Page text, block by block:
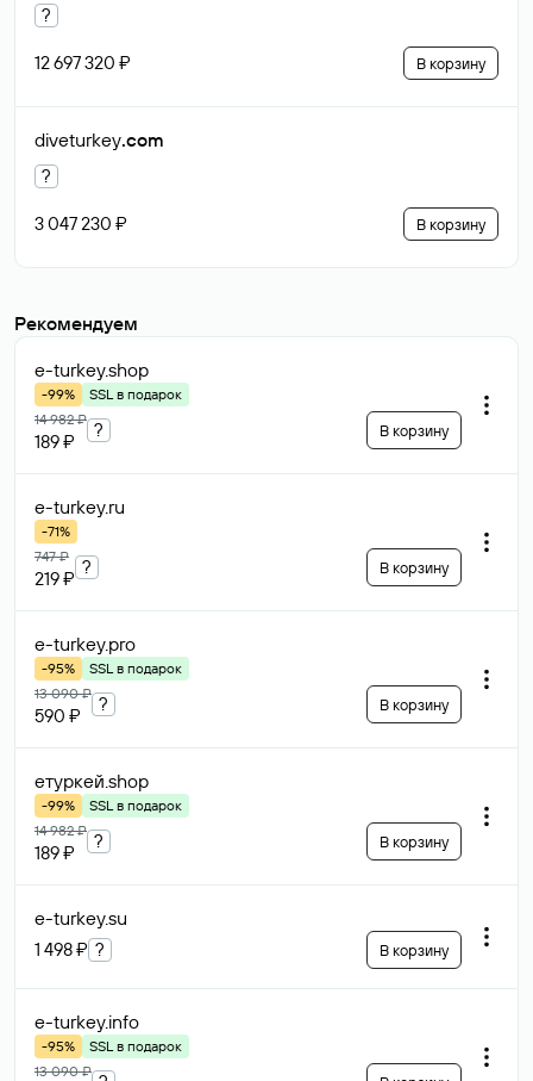
?
12 697 320 ₽ В корзину
diveturkey.com
?
3 047 230 ₽ В корзину
Рекомендуем
e-turkey.shop
-99%
SSL в подарок
14 982 ₽
189 ₽
? В корзину
e-turkey.ru
-71%
747 ₽
219 ₽
? В корзину
e-turkey.pro
-95%
SSL в подарок
13 090 ₽
590 ₽
? В корзину
етуркей.shop
-99%
SSL в подарок
14 982 ₽
189 ₽
? В корзину
e-turkey.su
1 498 ₽ ? В корзину
e-turkey.info
-95%
SSL в подарок
13 090 ₽